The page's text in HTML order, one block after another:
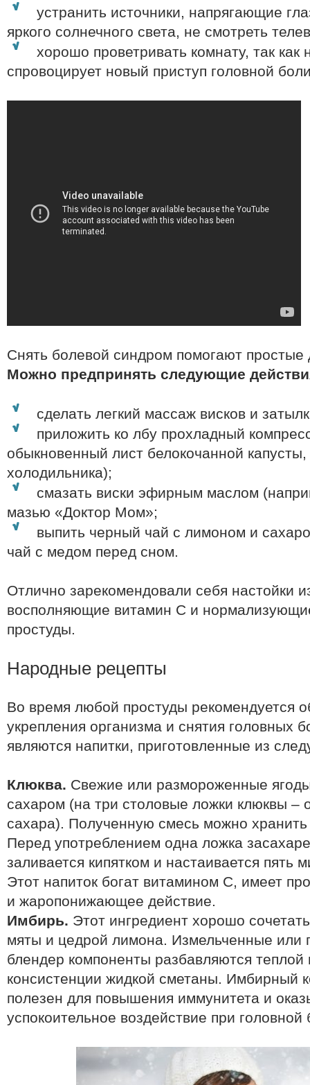
устранить источники, напрягающие
яркого солнечного света, не смотреть
хорошо проветривать комнату, так как
спровоцирует новый приступ головной
Снять болевой синдром помогают
Можно предпринять следующие
сделать легкий массаж висков и
приложить ко лбу прохладный
обыкновенный лист белокочанной капусты,
холодильника);
смазать виски эфирным маслом
мазью «Доктор Мом»;
выпить черный чай с лимоном и
чай с медом перед сном.
Отлично зарекомендовали себя настойки
восполняющие витамин С и
простуды.
Народные рецепты
Во время любой простуды рекомендуется
укрепления организма и снятия головных
являются напитки, приготовленные из
Клюква. Свежие или размороженные
сахаром (на три столовые ложки клюквы –
сахара). Полученную смесь можно хранить
Перед употреблением одна ложка
заливается кипятком и настаивается пять
Этот напиток богат витамином С, имеет
и жаропонижающее действие.
Имбирь. Этот ингредиент хорошо
мяты и цедрой лимона. Измельченные или
блендер компоненты разбавляются теплой
консистенции жидкой сметаны. Имбирный
полезен для повышения иммунитета и
успокоительное воздействие при головной